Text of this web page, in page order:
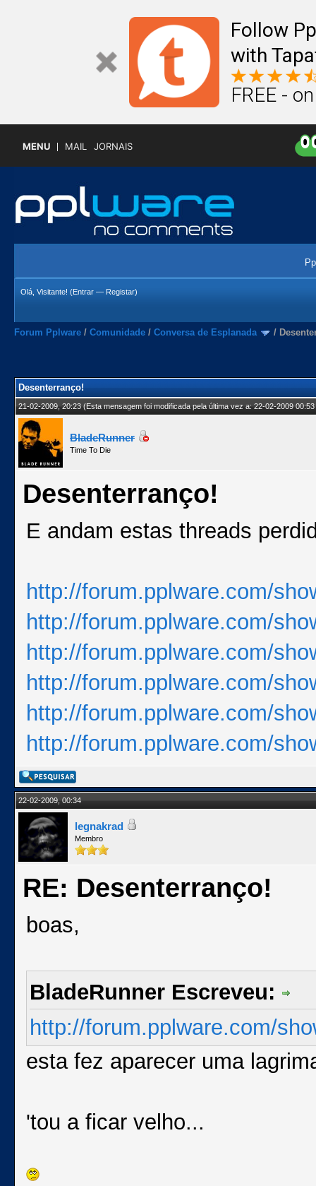
Follow
with
FREE -
MENU MAIL JORNAIS
Olá, Visitante! (Entrar — Registar)
Forum Pplware / Comunidade / Conversa de Esplanada /
Desenterranço!
21-02-2009, 20:23(Esta mensagem foi modificada pela última vez a: 22-02-2009
BladeRunner
Time To Die
Desenterranço!
E andam estas threads
http://forum.pplware.com/
http://forum.pplware.com/
http://forum.pplware.com/
http://forum.pplware.com/
http://forum.pplware.com/
http://forum.pplware.com/
22-02-2009, 00:34
legnakrad
Membro
RE: Desenterranço!
boas,
BladeRunner Escreveu:
http://forum.pplware.com/
esta fez aparecer uma
'tou a ficar velho...